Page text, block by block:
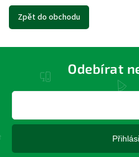
Zpět do obchodu
Odebírat